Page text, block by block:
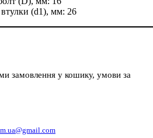
втулки (d1), мм: 26
замовлення у кошику, умови за